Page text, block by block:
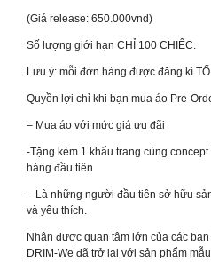
(Giá release: 650.000vnd)
Số lượng giới hạn CHỈ 100 CHIẾC.
Lưu ý: mỗi đơn hàng được đăng kí
Quyền lợi chỉ khi bạn mua áo Pre-
– Mua áo với mức giá ưu đãi
-Tặng kèm 1 khẩu trang cùng
hàng đầu tiên
– Là những người đầu tiên sở hữu
và yêu thích.
Nhận được quan tâm lớn của các
DRIM-We đã trở lại với sản phẩm